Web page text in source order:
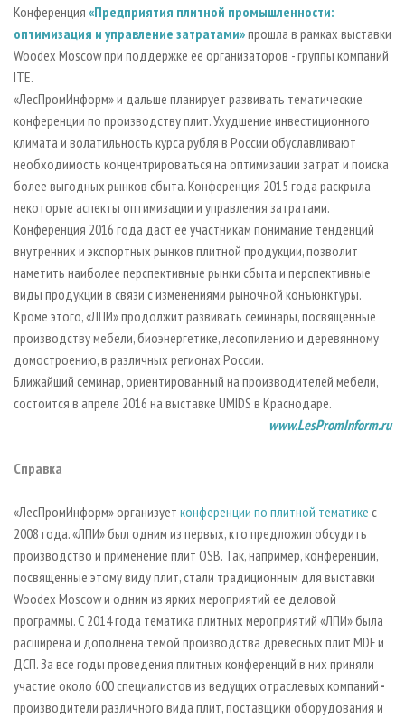
Конференция «Предприятия плитной промышленности:
оптимизация и управление затратами»прошла в рамках выставки
Woodex Moscow при поддержке ее организаторов - группы компаний
ITE.
«ЛесПромИнформ» и дальше планирует развивать тематические
конференции по производству плит. Ухудшение инвестиционного
климата и волатильность курса рубля в России обуславливают
необходимость концентрироваться на оптимизации затрат и поиска
более выгодных рынков сбыта. Конференция 2015 года раскрыла
некоторые аспекты оптимизации и управления затратами.
Конференция 2016 года даст ее участникам понимание тенденций
внутренних и экспортных рынков плитной продукции, позволит
наметить наиболее перспективные рынки сбыта и перспективные
виды продукции в связи с изменениями рыночной конъюнктуры.
Кроме этого, «ЛПИ» продолжит развивать семинары, посвященные
производству мебели, биоэнергетике, лесопилению и деревянному
домостроению, в различных регионах России.
Ближайший семинар, ориентированный на производителей мебели,
состоится в апреле 2016 на выставке UMIDS в Краснодаре.
www.LesPromInform.ru
Справка
«ЛесПромИнформ» организует конференции по плитной тематике с
2008 года. «ЛПИ» был одним из первых, кто предложил обсудить
производство и применение плит OSB. Так, например, конференции,
посвященные этому виду плит, стали традиционным для выставки
Woodex Moscow и одним из ярких мероприятий ее деловой
программы. С 2014 года тематика плитных мероприятий «ЛПИ» была
расширена и дополнена темой производства древесных плит MDF и
ДСП. За все годы проведения плитных конференций в них приняли
участие около 600 специалистов из ведущих отраслевых компаний -
производители различного вида плит, поставщики оборудования и